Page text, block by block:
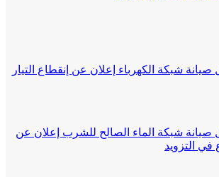
شبكة الكهرباء إعلان عن إنقطاع التيار
شبكة الماء الصالح للشرب إعلان عن
في التزويد